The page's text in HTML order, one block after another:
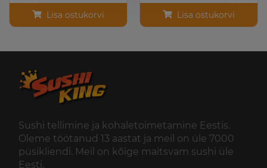
Lisa ostukorvi Lisa ostukorvi
Sushi tellimine ja kohaletoimetamine Eestis.
Oleme töötanud 13 aastat ja meil on üle 7000
püsikliendi. Meil on kõige maitsvam sushi üle
Eesti.